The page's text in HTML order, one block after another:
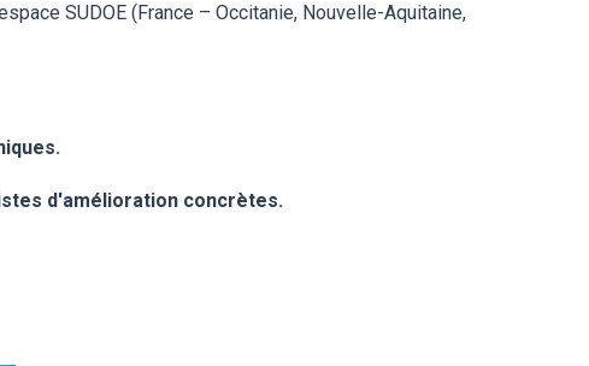
SUDOE (France – Occitanie, Nouvelle-Aquitaine,
d'amélioration concrètes.